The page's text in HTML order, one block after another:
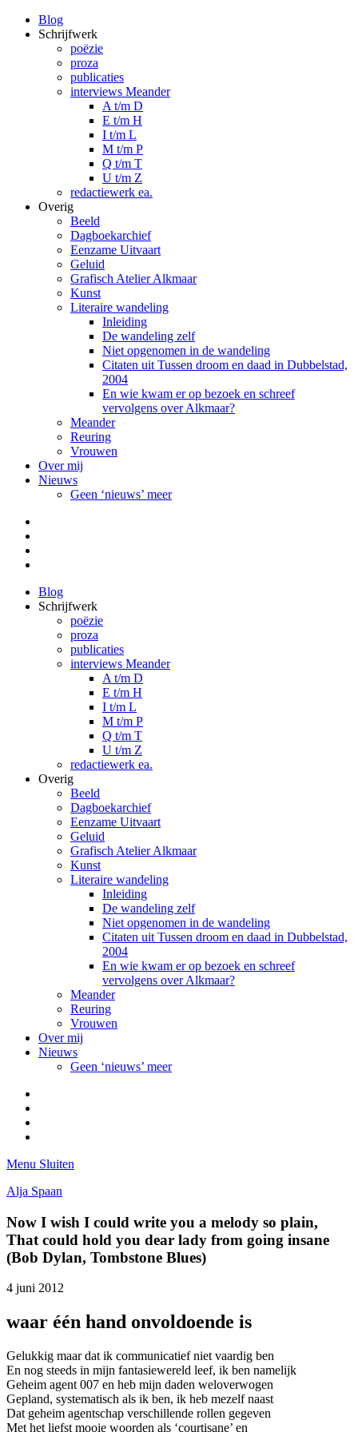
Blog
Schrijfwerk
poëzie
proza
publicaties
interviews Meander
A t/m D
E t/m H
I t/m L
M t/m P
Q t/m T
U t/m Z
redactiewerk ea.
Overig
Beeld
Dagboekarchief
Eenzame Uitvaart
Geluid
Grafisch Atelier Alkmaar
Kunst
Literaire wandeling
Inleiding
De wandeling zelf
Niet opgenomen in de wandeling
Citaten uit Tussen droom en daad in Dubbelstad,
2004
En wie kwam er op bezoek en schreef
vervolgens over Alkmaar?
Meander
Reuring
Vrouwen
Over mij
Nieuws
Geen ‘nieuws’ meer
Blog
Schrijfwerk
poëzie
proza
publicaties
interviews Meander
A t/m D
E t/m H
I t/m L
M t/m P
Q t/m T
U t/m Z
redactiewerk ea.
Overig
Beeld
Dagboekarchief
Eenzame Uitvaart
Geluid
Grafisch Atelier Alkmaar
Kunst
Literaire wandeling
Inleiding
De wandeling zelf
Niet opgenomen in de wandeling
Citaten uit Tussen droom en daad in Dubbelstad,
2004
En wie kwam er op bezoek en schreef
vervolgens over Alkmaar?
Meander
Reuring
Vrouwen
Over mij
Nieuws
Geen ‘nieuws’ meer
Menu Sluiten
Alja Spaan
Now I wish I could write you a melody so plain,
That could hold you dear lady from going insane
(Bob Dylan, Tombstone Blues)
4 juni 2012
waar één hand onvoldoende is
Gelukkig maar dat ik communicatief niet vaardig ben
En nog steeds in mijn fantasiewereld leef, ik ben namelijk
Geheim agent 007 en heb mijn daden weloverwogen
Gepland, systematisch als ik ben, ik heb mezelf naast
Dat geheim agentschap verschillende rollen gegeven
Met het liefst mooie woorden als ‘courtisane’ en